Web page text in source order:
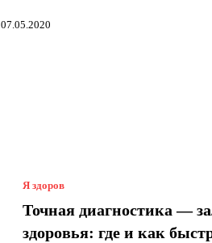
07.05.2020
Я здоров
Точная диагностика —
здоровья: где и как